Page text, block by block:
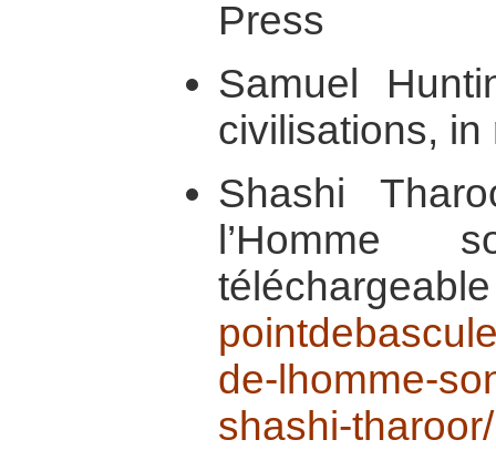
Press
Samuel
civilisations, in
Shashi
l’Homme
de-lhomme-
shashi-tharoor/